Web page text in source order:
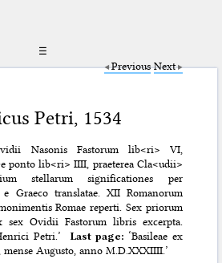
☰
Previous Next
Petri, 1534
Nasonis Fastorum lib<ri> VI,
ponto lib<ri> IIII, praeterea Cla<udii>
stellarum significationes per
Graeco translatae. XII Romanorum
Romae reperti. Sex priorum
sex Ovidii Fastorum libris excerpta.
Petri.’
Last page: ‘Basileae ex
Augusto, anno M.D.XXXIIII.’